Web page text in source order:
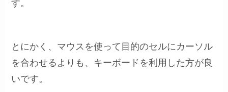
す。
とにかく、マウスを使って目的のセルにカーソル
を合わせるよりも、キーボードを利用した方が良
いです。